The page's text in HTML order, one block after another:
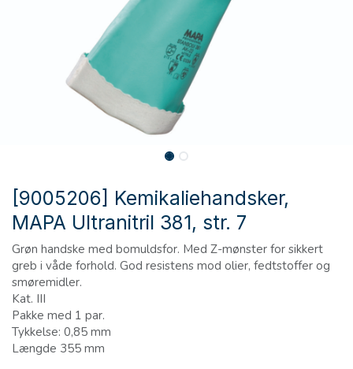
[9005206] Kemikaliehandsker,
MAPA Ultranitril 381, str. 7
Grøn handske med bomuldsfor. Med Z-mønster for sikkert
greb i våde forhold. God resistens mod olier, fedtstoffer og
smøremidler.
Kat. III
Pakke med 1 par.
Tykkelse: 0,85 mm
Længde 355 mm